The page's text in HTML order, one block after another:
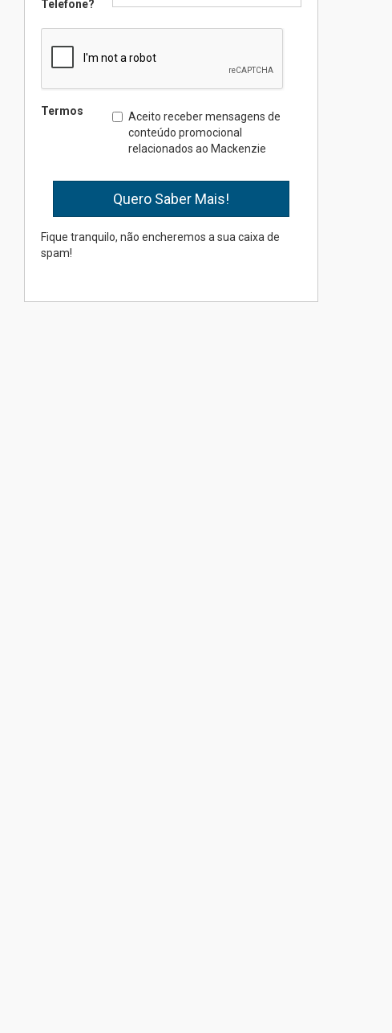
das novas tecnologias em
04.08.2026
Mackenzie recepciona os
calouros do segundo
semestre de 2026
04.08.2026
Brasília prepara seus
estudantes para o PAS antes
mesmo do Ensino Médio
Telefone?
Termos
Aceito receber mensagens de
conteúdo promocional
relacionados ao Mackenzie
Fique tranquilo, não encheremos a sua caixa de
spam!